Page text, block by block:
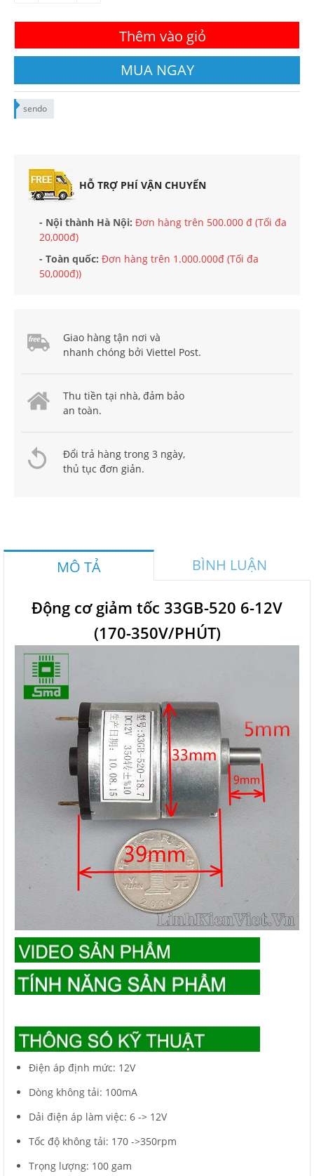
Thêm vào giỏ
MUA NGAY
sendo
HỖ TRỢ PHÍ VẬN CHUYỂN
- Nội thành Hà Nội: Đơn hàng trên 500.000 đ (Tối đa
20,000đ)
- Toàn quốc: Đơn hàng trên 1.000.000đ (Tối đa
50,000đ))
Giao hàng tận nơi và
nhanh chóng bởi Viettel Post.
Thu tiền tại nhà, đảm bảo
an toàn.
Đổi trả hàng trong 3 ngày,
thủ tục đơn giản.
MÔ TẢ BÌNH LUẬN
Động cơ giảm tốc 33GB-520 6-12V
(170-350V/PHÚT)
Điện áp định mức: 12V
Dòng không tải: 100mA
Dải điện áp làm việc: 6 -> 12V
Tốc độ không tải: 170 ->350rpm
Trọng lượng: 100 gam